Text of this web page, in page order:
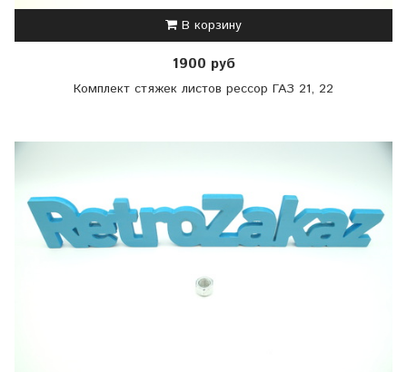
В корзину
1900 руб
Комплект стяжек листов рессор ГАЗ 21, 22